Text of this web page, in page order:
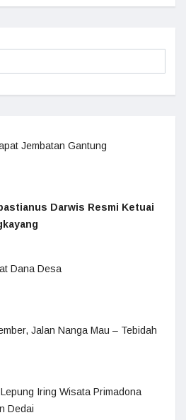
Jembatan Gantung
Darwis Resmi Ketuai
Dana Desa
Jalan Nanga Mau – Tebidah
Iring Wisata Primadona
Dedai